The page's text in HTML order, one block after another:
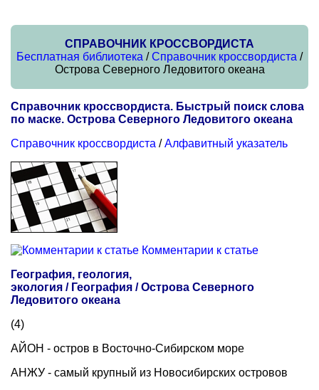
СПРАВОЧНИК КРОССВОРДИСТА
Бесплатная библиотека /Справочник кроссвордиста /
Острова Северного Ледовитого океана
Справочник кроссвордиста. Быстрый поиск слова
по маске. Острова Северного Ледовитого океана
Справочник кроссвордиста /Алфавитный указатель
Комментарии к статье
География, геология,
экология / География / Острова Северного
Ледовитого океана
(4)
АЙОН - остров в Восточно-Сибирском море
АНЖУ - самый крупный из Новосибирских островов